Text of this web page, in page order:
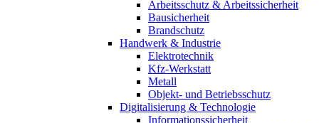
Arbeitsschutz & Arbeitssicherheit
Bausicherheit
Brandschutz
Handwerk & Industrie
Elektrotechnik
Kfz-Werkstatt
Metall
Objekt- und Betriebsschutz
Digitalisierung & Technologie
Informationssicherheit